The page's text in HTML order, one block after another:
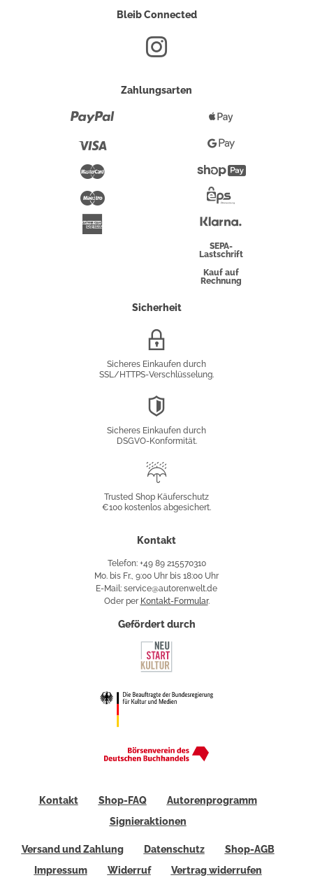
Bleib Connected
Zahlungsarten
Maestro
Pay
Google
Pay
Überweisung
SEPA-
Lastschrift
Kauf auf
Rechnung
Sicherheit
Sicheres Einkaufen durch
SSL/HTTPS-Verschlüsselung.
Sicheres Einkaufen durch
DSGVO-Konformität.
Käuferschutz
Trusted Shop Käuferschutz
€100 kostenlos abgesichert.
Kontakt
Telefon: +49 89 215570310
Mo. bis Fr., 9:00 Uhr bis 18:00 Uhr
E-Mail: service@autorenwelt.de
Oder per Kontakt-Formular.
Gefördert durch
Kontakt Shop-FAQ
Autorenprogramm
Signieraktionen
Versand und Zahlung Datenschutz
Shop-AGB
Impressum
Widerruf Vertrag widerrufen